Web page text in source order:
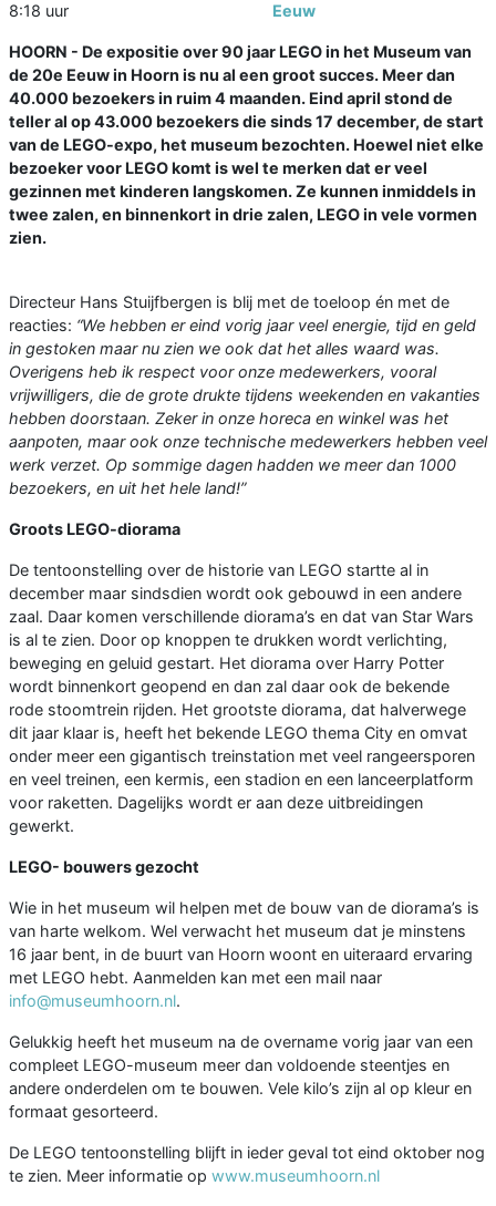
8:18 uur
Eeuw
HOORN - De expositie over 90 jaar LEGO in het Museum van
de 20e Eeuw in Hoorn is nu al een groot succes. Meer dan
40.000 bezoekers in ruim 4 maanden. Eind april stond de
teller al op 43.000 bezoekers die sinds 17 december, de start
van de LEGO-expo, het museum bezochten. Hoewel niet elke
bezoeker voor LEGO komt is wel te merken dat er veel
gezinnen met kinderen langskomen. Ze kunnen inmiddels in
twee zalen, en binnenkort in drie zalen, LEGO in vele vormen
zien.
Directeur Hans Stuijfbergen is blij met de toeloop én met de
reacties: “We hebben er eind vorig jaar veel energie, tijd en geld
in gestoken maar nu zien we ook dat het alles waard was.
Overigens heb ik respect voor onze medewerkers, vooral
vrijwilligers, die de grote drukte tijdens weekenden en vakanties
hebben doorstaan. Zeker in onze horeca en winkel was het
aanpoten, maar ook onze technische medewerkers hebben veel
werk verzet. Op sommige dagen hadden we meer dan 1000
bezoekers, en uit het hele land!”
Groots LEGO-diorama
De tentoonstelling over de historie van LEGO startte al in
december maar sindsdien wordt ook gebouwd in een andere
zaal. Daar komen verschillende diorama’s en dat van Star Wars
is al te zien. Door op knoppen te drukken wordt verlichting,
beweging en geluid gestart. Het diorama over Harry Potter
wordt binnenkort geopend en dan zal daar ook de bekende
rode stoomtrein rijden. Het grootste diorama, dat halverwege
dit jaar klaar is, heeft het bekende LEGO thema City en omvat
onder meer een gigantisch treinstation met veel rangeersporen
en veel treinen, een kermis, een stadion en een lanceerplatform
voor raketten. Dagelijks wordt er aan deze uitbreidingen
gewerkt.
LEGO- bouwers gezocht
Wie in het museum wil helpen met de bouw van de diorama’s is
van harte welkom. Wel verwacht het museum dat je minstens
16 jaar bent, in de buurt van Hoorn woont en uiteraard ervaring
met LEGO hebt. Aanmelden kan met een mail naar
info@museumhoorn.nl.
Gelukkig heeft het museum na de overname vorig jaar van een
compleet LEGO-museum meer dan voldoende steentjes en
andere onderdelen om te bouwen. Vele kilo’s zijn al op kleur en
formaat gesorteerd.
De LEGO tentoonstelling blijft in ieder geval tot eind oktober nog
te zien. Meer informatie op www.museumhoorn.nl